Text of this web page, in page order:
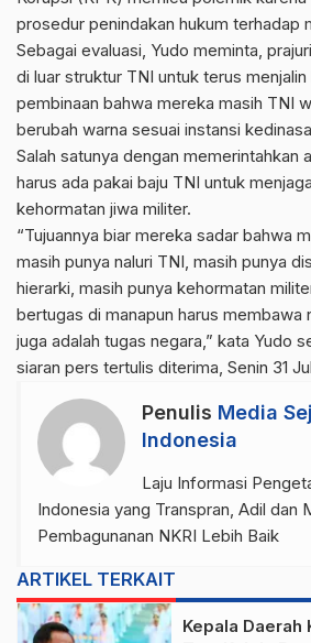
prosedur penindakan hukum terhadap
Sebagai evaluasi, Yudo meminta,
di luar struktur TNI untuk terus
pembinaan bahwa mereka masih TNI
berubah warna sesuai instansi
Salah satunya dengan memerintahkan
harus ada pakai baju TNI untuk
kehormatan jiwa militer.
“Tujuannya biar mereka sadar bahwa
masih punya naluri TNI, masih punya
hierarki, masih punya kehormatan
bertugas di manapun harus membawa
juga adalah tugas negara,” kata Yudo
siaran pers tertulis diterima, Senin 31
Penulis Media
Indonesia
Laju Informasi
Indonesia yang Transpran, Adil dan
Pembagunanan NKRI Lebih Baik
ARTIKEL TERKAIT
Kepala Daerah